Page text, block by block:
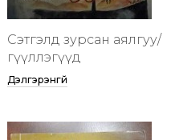
Сэтгэлд зурсан аялгуу/
өгүүллэгүүд
Дэлгэрэнгүй